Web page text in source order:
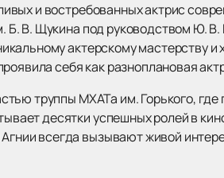
и востребованных актрис
В. Щукина под руководством Ю.
актерскому мастерству
себя как разноплановая
труппы МХАТа им. Горького,
десятки успешных ролей в
всегда вызывают живой